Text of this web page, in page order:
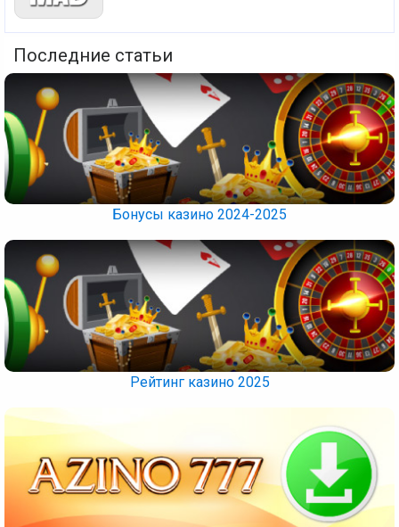
Последние статьи
Бонусы казино 2024-2025
Рейтинг казино 2025